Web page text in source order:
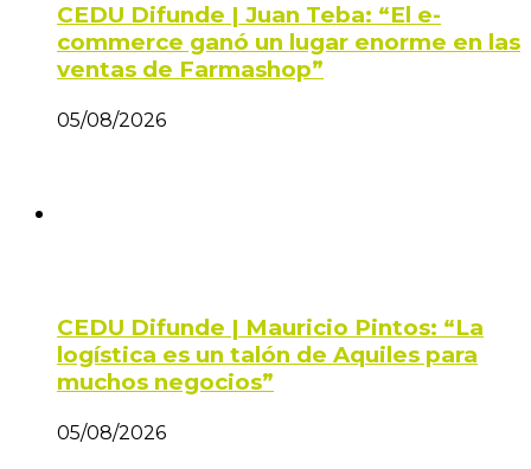
CEDU Difunde | Juan Teba: “El e-
commerce ganó un lugar enorme en las
ventas de Farmashop”
05/08/2026
CEDU Difunde | Mauricio Pintos: “La
logística es un talón de Aquiles para
muchos negocios”
05/08/2026